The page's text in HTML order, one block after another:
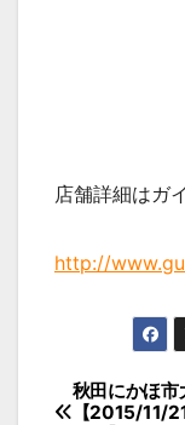
店舗詳細はガ
http://
投秋田にかほ市
【2015/11/